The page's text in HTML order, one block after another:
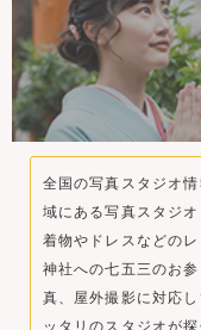
全国の写真スタジオ
域にある写真スタジ
着物やドレスなどの
神社への七五三のお
真、屋外撮影に対応
ッタリのスタジオが探